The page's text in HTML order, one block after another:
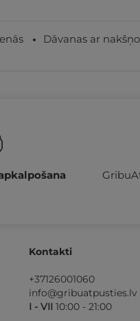
Dāvanas ar
Kontakti
+37126001060
info@gribuatpusties.lv
I - VII 10:00 - 21:00